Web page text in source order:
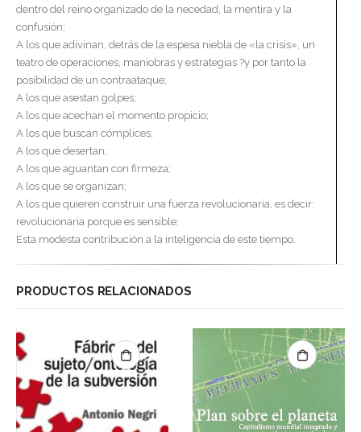
dentro del reino organizado de la necedad, la mentira y la
confusión;
A los que adivinan, detrás de la espesa niebla de «la crisis», un
teatro de operaciones, maniobras y estrategias ?y por tanto la
posibilidad de un contraataque;
A los que asestan golpes;
A los que acechan el momento propicio;
A los que buscan cómplices;
A los que desertan;
A los que aguantan con firmeza;
A los que se organizan;
A los que quieren construir una fuerza revolucionaria, es decir:
revolucionaria porque es sensible;
Esta modesta contribución a la inteligencia de este tiempo.
PRODUCTOS RELACIONADOS